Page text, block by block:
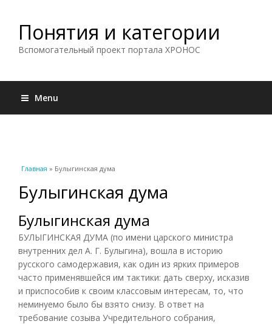
Понятия и категории
Вспомогательный проект портала ХРОНОС
Menu
Вы здесь
Главная » Булыгинская дума
Булыгинская дума
Булыгинская дума
БУЛЫГИНСКАЯ ДУМА (по имени царского министра
внутренних дел А. Г. Булыгина), вошла в историю
русского самодержавия, как один из ярких примеров
часто применявшейся им тактики: дать сверху, исказив
и приспособив к своим классовым интересам, то, что
неминуемо было бы взято снизу. В ответ на
требование созыва Учредительного собрания,